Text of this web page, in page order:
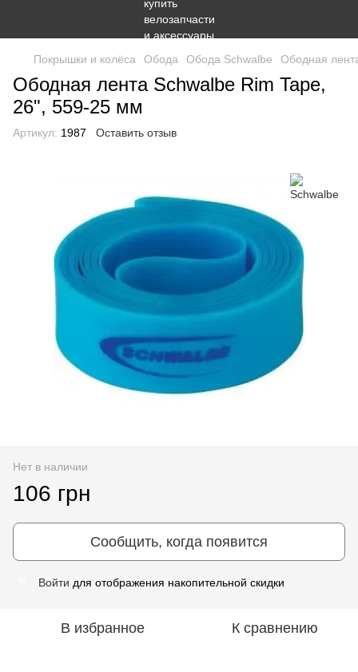
Покрышки и колёса Обода Обода Schwalbe Ободная
Ободная лента Schwalbe Rim Tape,
26", 559-25 мм
Артикул: 1987 Оставить отзыв
Нет в наличии
106 грн
Сообщить, когда появится
Войти для отображения накопительной скидки
В избранное К сравнению